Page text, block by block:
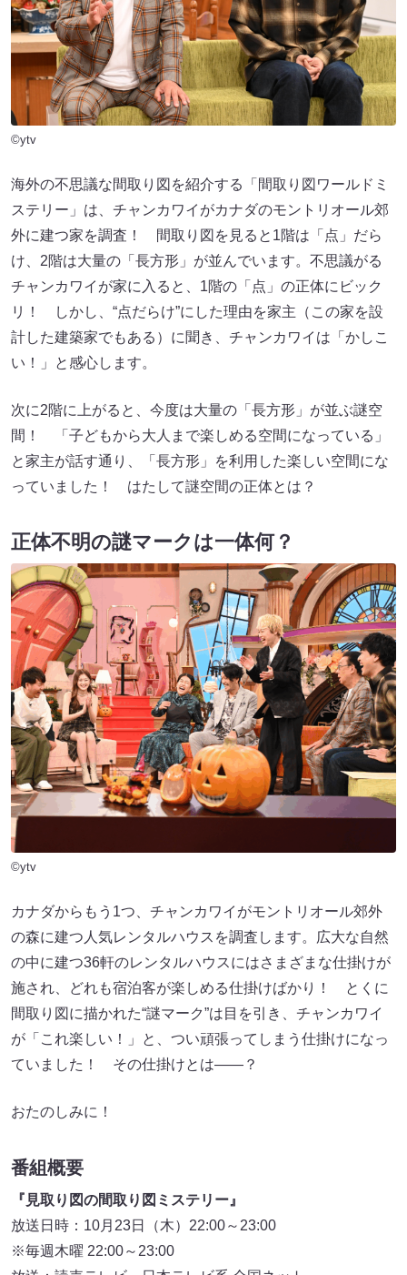
©ytv
海外の不思議な間取り図を紹介する「間取り図ワールドミ
ステリー」は、チャンカワイがカナダのモントリオール郊
外に建つ家を調査！ 間取り図を見ると1階は「点」だら
け、2階は大量の「長方形」が並んでいます。不思議がる
チャンカワイが家に入ると、1階の「点」の正体にビック
リ！ しかし、“点だらけ”にした理由を家主（この家を設
計した建築家でもある）に聞き、チャンカワイは「かしこ
い！」と感心します。
次に2階に上がると、今度は大量の「長方形」が並ぶ謎空
間！ 「子どもから大人まで楽しめる空間になっている」
と家主が話す通り、「長方形」を利用した楽しい空間にな
っていました！ はたして謎空間の正体とは？
正体不明の謎マークは一体何？
©ytv
カナダからもう1つ、チャンカワイがモントリオール郊外
の森に建つ人気レンタルハウスを調査します。広大な自然
の中に建つ36軒のレンタルハウスにはさまざまな仕掛けが
施され、どれも宿泊客が楽しめる仕掛けばかり！ とくに
間取り図に描かれた“謎マーク”は目を引き、チャンカワイ
が「これ楽しい！」と、つい頑張ってしまう仕掛けになっ
ていました！ その仕掛けとは――？
おたのしみに！
番組概要
『見取り図の間取り図ミステリー』
放送日時：10月23日（木）22:00～23:00
※毎週木曜 22:00～23:00